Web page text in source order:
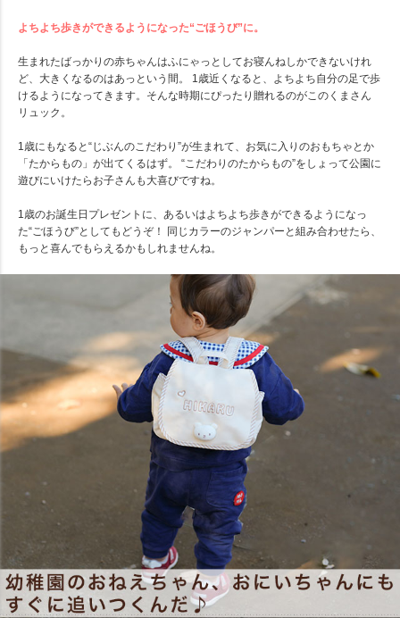
よちよち歩きができるようになった“ごほうび”に。
生まれたばっかりの赤ちゃんはふにゃっとしてお寝んねしかできないけれ
ど、大きくなるのはあっという間。 1歳近くなると、よちよち自分の足で歩
けるようになってきます。そんな時期にぴったり贈れるのがこのくまさん
リュック。
1歳にもなると“じぶんのこだわり”が生まれて、お気に入りのおもちゃとか
「たからもの」が出てくるはず。 “こだわりのたからもの”をしょって公園に
遊びにいけたらお子さんも大喜びですね。
1歳のお誕生日プレゼントに、あるいはよちよち歩きができるようになっ
た“ごほうび”としてもどうぞ！ 同じカラーのジャンパーと組み合わせたら、
もっと喜んでもらえるかもしれませんね。